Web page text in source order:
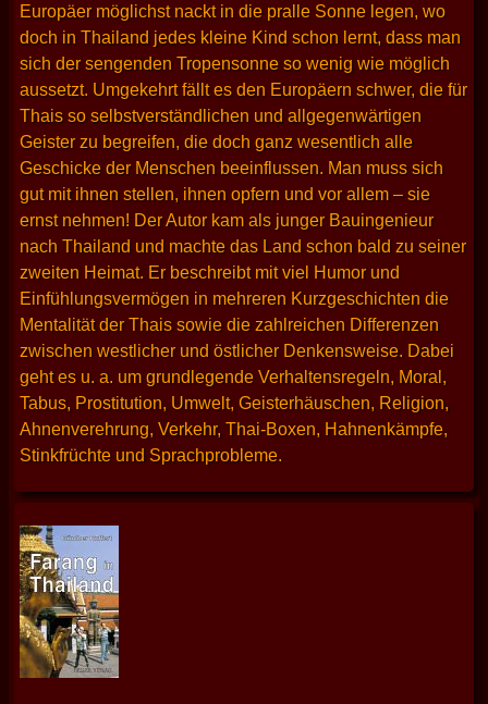
Europäer möglichst nackt in die pralle Sonne legen, wo
doch in Thailand jedes kleine Kind schon lernt, dass man
sich der sengenden Tropensonne so wenig wie möglich
aussetzt. Umgekehrt fällt es den Europäern schwer, die für
Thais so selbstverständlichen und allgegenwärtigen
Geister zu begreifen, die doch ganz wesentlich alle
Geschicke der Menschen beeinflussen. Man muss sich
gut mit ihnen stellen, ihnen opfern und vor allem – sie
ernst nehmen! Der Autor kam als junger Bauingenieur
nach Thailand und machte das Land schon bald zu seiner
zweiten Heimat. Er beschreibt mit viel Humor und
Einfühlungsvermögen in mehreren Kurzgeschichten die
Mentalität der Thais sowie die zahlreichen Differenzen
zwischen westlicher und östlicher Denkensweise. Dabei
geht es u. a. um grundlegende Verhaltensregeln, Moral,
Tabus, Prostitution, Umwelt, Geisterhäuschen, Religion,
Ahnenverehrung, Verkehr, Thai-Boxen, Hahnenkämpfe,
Stinkfrüchte und Sprachprobleme.